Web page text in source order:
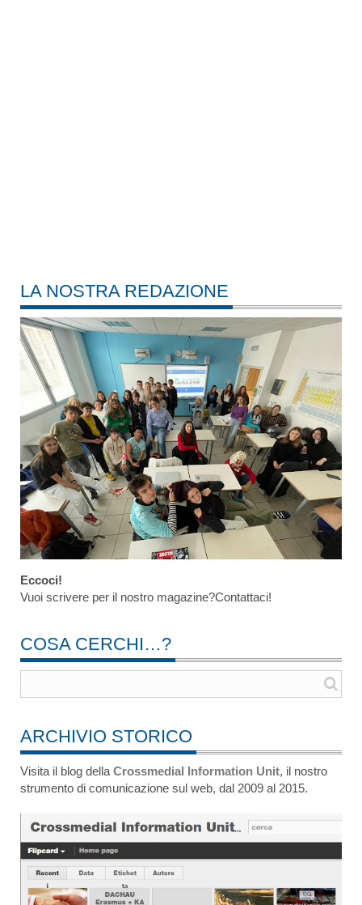
LA NOSTRA REDAZIONE
Eccoci!
Vuoi scrivere per il nostro magazine?Contattaci!
COSA CERCHI…?
ARCHIVIO STORICO
Visita il blog della Crossmedial Information Unit, il nostro
strumento di comunicazione sul web, dal 2009 al 2015.